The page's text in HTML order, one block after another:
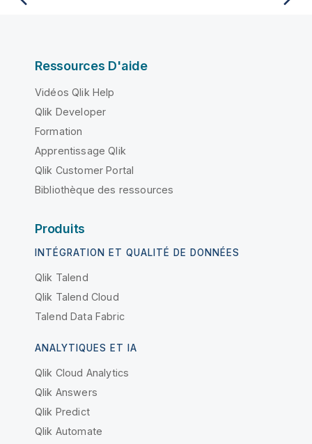
Ressources D'aide
Vidéos Qlik Help
Qlik Developer
Formation
Apprentissage Qlik
Qlik Customer Portal
Bibliothèque des ressources
Produits
INTÉGRATION ET QUALITÉ DE DONNÉES
Qlik Talend
Qlik Talend Cloud
Talend Data Fabric
ANALYTIQUES ET IA
Qlik Cloud Analytics
Qlik Answers
Qlik Predict
Qlik Automate